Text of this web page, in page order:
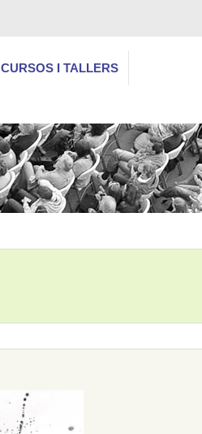
CURSOS I TALLERS